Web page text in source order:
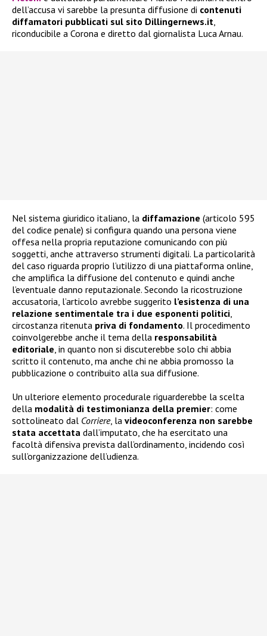
dell’accusa vi sarebbe la presunta diffusione di contenuti
diffamatori pubblicati sul sito Dillingernews.it,
riconducibile a Corona e diretto dal giornalista Luca Arnau.
Nel sistema giuridico italiano, la diffamazione (articolo 595
del codice penale) si configura quando una persona viene
offesa nella propria reputazione comunicando con più
soggetti, anche attraverso strumenti digitali. La particolarità
del caso riguarda proprio l’utilizzo di una piattaforma online,
che amplifica la diffusione del contenuto e quindi anche
l’eventuale danno reputazionale. Secondo la ricostruzione
accusatoria, l’articolo avrebbe suggerito l’esistenza di una
relazione sentimentale tra i due esponenti politici,
circostanza ritenuta priva di fondamento. Il procedimento
coinvolgerebbe anche il tema della responsabilità
editoriale, in quanto non si discuterebbe solo chi abbia
scritto il contenuto, ma anche chi ne abbia promosso la
pubblicazione o contribuito alla sua diffusione.
Un ulteriore elemento procedurale riguarderebbe la scelta
della modalità di testimonianza della premier: come
sottolineato dal Corriere, la videoconferenza non sarebbe
stata accettata dall’imputato, che ha esercitato una
facoltà difensiva prevista dall’ordinamento, incidendo così
sull’organizzazione dell’udienza.